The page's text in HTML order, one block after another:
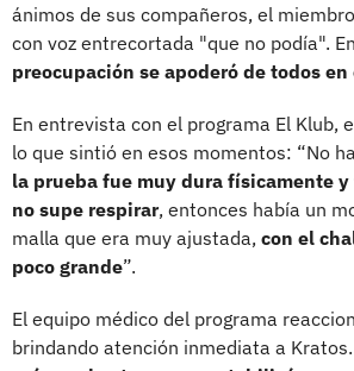
ánimos de sus compañeros, el
con voz entrecortada "que no podía".
preocupación se apoderó de todos en
En entrevista con el programa El Klub,
lo que sintió en esos momentos: “No
la prueba fue muy dura físicamente
no supe respirar, entonces había un
malla que era muy ajustada, con el
poco grande”.
El equipo médico del programa
brindando atención inmediata a Kratos.